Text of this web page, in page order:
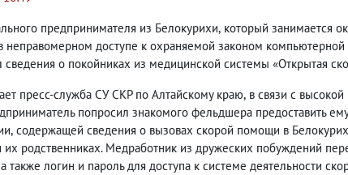
предпринимателя из Белокурихи, который занимается
неправомерном доступе к охраняемой законом
сведения о покойниках из медицинской системы «Открытая
пресс-служба СУ СКР по Алтайскому краю, в связи с
попросил знакомого фельдшера предоставить
, содержащей сведения о вызовах скорой помощи в
родственниках. Медработник из дружеских побуждений
а также логин и пароль для доступа к системе деятельности